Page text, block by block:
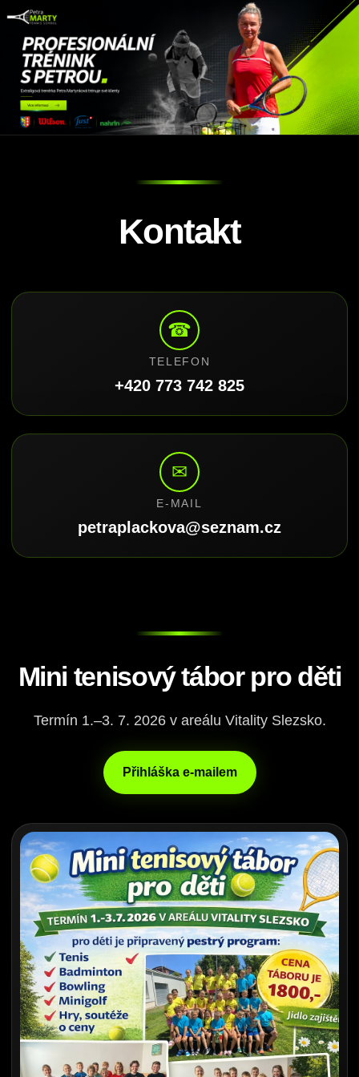
Kontakt
☎
TELEFON
+420 773 742 825
✉
E-MAIL
petraplackova@seznam.cz
Mini tenisový tábor pro děti
Termín 1.–3. 7. 2026 v areálu Vitality Slezsko.
Přihláška e-mailem